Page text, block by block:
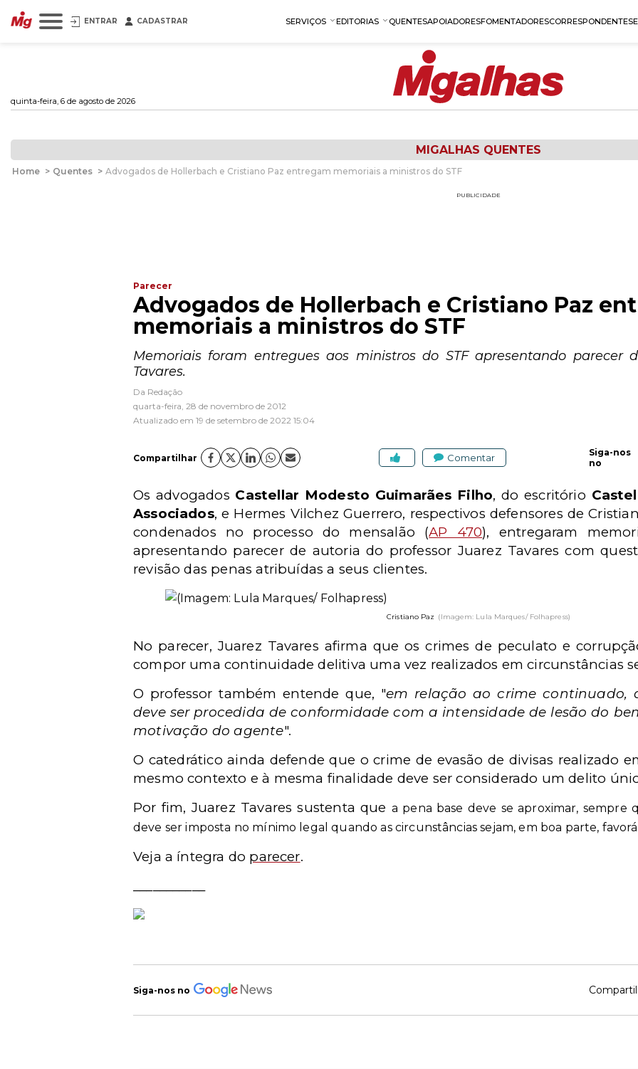
ENTRAR CADASTRAR SERVIÇOS EDITORIAS QUENTESAPOIADORESFOMENTADORESCORRESPONDENTES
quinta-feira, 6 de agosto de 2026
MIGALHAS QUENTES
Home > Quentes > Advogados de Hollerbach e Cristiano Paz entregam memoriais a ministros do STF
PUBLICIDADE
Parecer
Advogados de Hollerbach e Cristiano Paz
memoriais a ministros do STF
Memoriais foram entregues aos ministros do STF apresentando parecer
Tavares.
Da Redação
quarta-feira, 28 de novembro de 2012
Atualizado em 19 de setembro de 2022 15:04
Compartilhar Comentar
Siga-nos
no
Os advogados Castellar Modesto Guimarães Filho, do escritório
Associados, e Hermes Vilchez Guerrero, respectivos defensores de
condenados no processo do mensalão (AP 470), entregaram
apresentando parecer de autoria do professor Juarez Tavares com
revisão das penas atribuídas a seus clientes.
Cristiano Paz (Imagem: Lula Marques/ Folhapress)
No parecer, Juarez Tavares afirma que os crimes de peculato e
compor uma continuidade delitiva uma vez realizados em circunstâncias
O professor também entende que, "em relação ao crime continuado,
deve ser procedida de conformidade com a intensidade de lesão do
motivação do agente".
O catedrático ainda defende que o crime de evasão de divisas realizado
mesmo contexto e à mesma finalidade deve ser considerado um delito
Por fim, Juarez Tavares sustenta que a pena base deve se aproximar, sempre
deve ser imposta no mínimo legal quando as circunstâncias sejam, em boa parte,
Veja a íntegra do parecer.
Siga-nos no